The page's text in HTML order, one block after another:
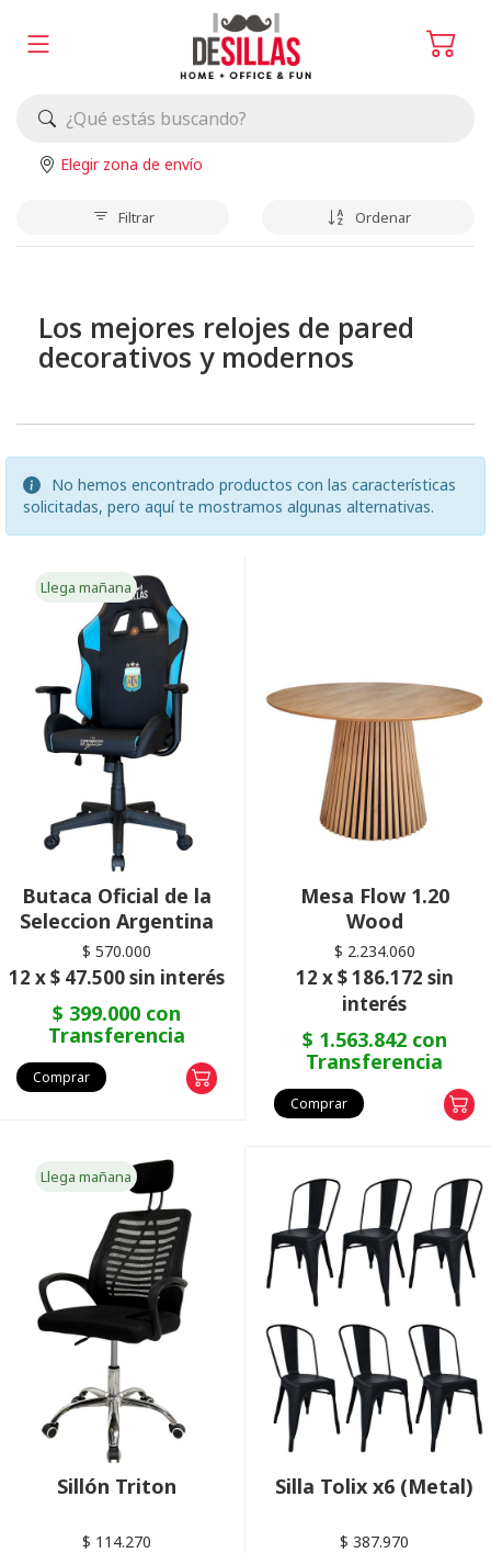
Elegir zona de envío
Filtrar Ordenar
Los mejores relojes de pared
decorativos y modernos
No hemos encontrado productos con las características
solicitadas, pero aquí te mostramos algunas alternativas.
Llega mañana
Butaca Oficial de la
Seleccion Argentina
$ 570.000
12 x $ 47.500 sin interés
$ 399.000 con
Transferencia
Comprar
Mesa Flow 1.20
Wood
$ 2.234.060
12 x $ 186.172 sin
interés
$ 1.563.842 con
Transferencia
Comprar
Llega mañana
Sillón Triton
$ 114.270
Silla Tolix x6 (Metal)
$ 387.970